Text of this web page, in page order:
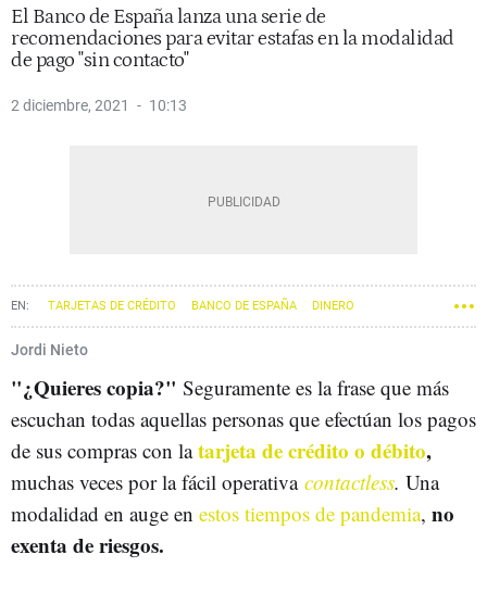
El Banco de España lanza una serie de
recomendaciones para evitar estafas en la modalidad
de pago "sin contacto"
2 diciembre, 2021 10:13
TARJETAS DE CRÉDITO BANCO DE ESPAÑA DINERO
Jordi Nieto
"¿Quieres copia?" Seguramente es la frase que más
escuchan todas aquellas personas que efectúan los pagos
de sus compras con la tarjeta de crédito o débito,
muchas veces por la fácil operativa contactless. Una
modalidad en auge en estos tiempos de pandemia, no
exenta de riesgos.